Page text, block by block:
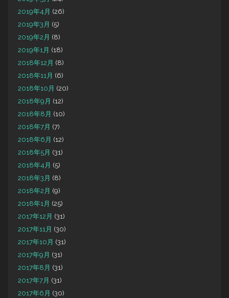
2019年4月 (26)
2019年3月 (5)
2019年2月 (8)
2019年1月 (18)
2018年12月 (8)
2018年11月 (6)
2018年10月 (20)
2018年9月 (12)
2018年8月 (10)
2018年7月 (7)
2018年6月 (12)
2018年5月 (31)
2018年4月 (5)
2018年3月 (8)
2018年2月 (9)
2018年1月 (25)
2017年12月 (31)
2017年11月 (30)
2017年10月 (31)
2017年9月 (31)
2017年8月 (31)
2017年7月 (31)
2017年6月 (30)